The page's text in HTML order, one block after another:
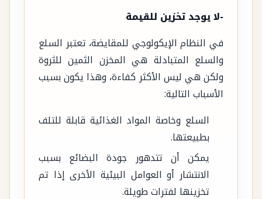
-لا يوجد تخزين للقيمة
في النظام الإيكولوجي للمقايضة، تعتبر السلع
والسلع المتبادلة هي المخزن الثمين للثروة
ولكن هي ليس الأكثر كفاءة، وهذا يكون بسبب
الأسباب التالية:
السلع وخاصة المواد الغذائية قابلة للتلف
بطبيعتها.
يمكن أن تتدهور جودة البضائع بسبب
الانتشار أو العوامل البيئية الأخرى إذا تم
تخزينها لفترات طويلة.